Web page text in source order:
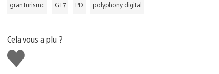
gran turismo GT7 PD polyphony digital
Cela vous a plu ?
J'aime